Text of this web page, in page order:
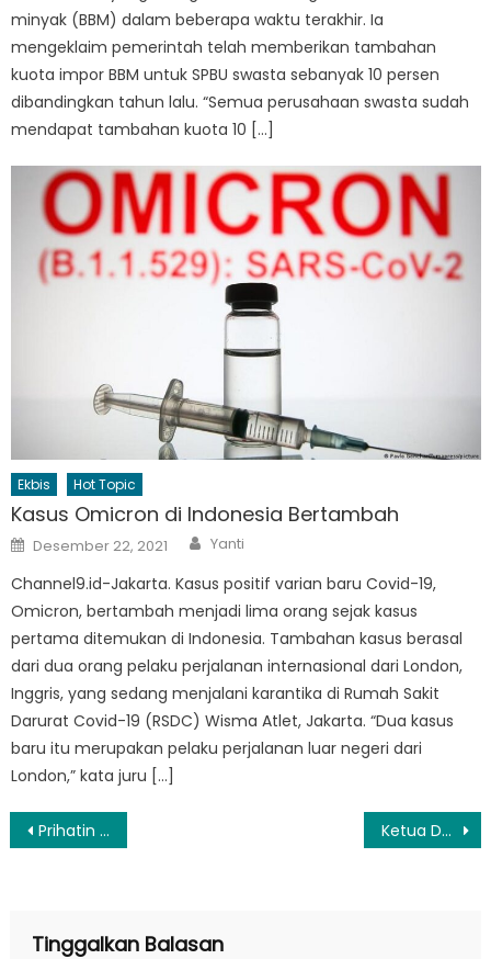
minyak (BBM) dalam beberapa waktu terakhir. Ia
mengeklaim pemerintah telah memberikan tambahan
kuota impor BBM untuk SPBU swasta sebanyak 10 persen
dibandingkan tahun lalu. “Semua perusahaan swasta sudah
mendapat tambahan kuota 10 […]
Ekbis Hot Topic
Kasus Omicron di Indonesia Bertambah
Posted
on
Desember 22, 2021 Author
Yanti
Channel9.id-Jakarta. Kasus positif varian baru Covid-19,
Omicron, bertambah menjadi lima orang sejak kasus
pertama ditemukan di Indonesia. Tambahan kasus berasal
dari dua orang pelaku perjalanan internasional dari London,
Inggris, yang sedang menjalani karantika di Rumah Sakit
Darurat Covid-19 (RSDC) Wisma Atlet, Jakarta. “Dua kasus
baru itu merupakan pelaku perjalanan luar negeri dari
London,” kata juru […]
Navigasi
Prihatin Kondisi Jalan di Lampung, Jokowi: Jalanan Rusak Parah, Sampaikan ke Saya Ketua Dewan Pengarah BPIP Beri Arahan Di Acara Haluan 100 Tahun Era Bali Baru
Tinggalkan Balasan